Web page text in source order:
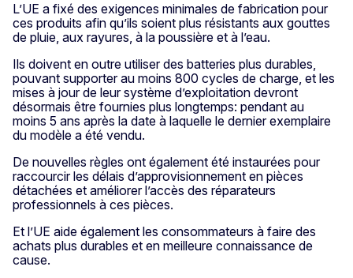
L’UE a fixé des exigences minimales de fabrication pour
ces produits afin qu’ils soient plus résistants aux gouttes
de pluie, aux rayures, à la poussière et à l’eau.
Ils doivent en outre utiliser des batteries plus durables,
pouvant supporter au moins 800 cycles de charge, et les
mises à jour de leur système d’exploitation devront
désormais être fournies plus longtemps: pendant au
moins 5 ans après la date à laquelle le dernier exemplaire
du modèle a été vendu.
De nouvelles règles ont également été instaurées pour
raccourcir les délais d’approvisionnement en pièces
détachées et améliorer l’accès des réparateurs
professionnels à ces pièces.
Et l’UE aide également les consommateurs à faire des
achats plus durables et en meilleure connaissance de
cause.